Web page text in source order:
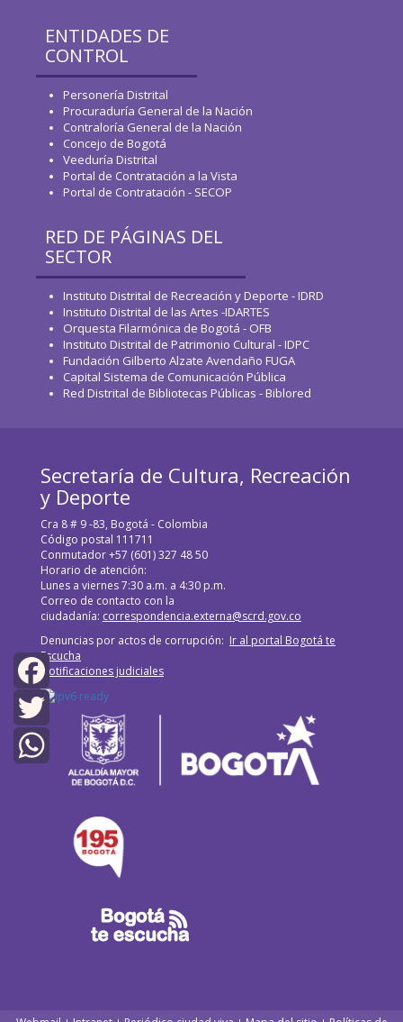
Facebook
Twitter
WhatsApp
ENTIDADES DE
CONTROL
Personería Distrital
Procuraduría General de la Nación
Contraloría General de la Nación
Concejo de Bogotá
Veeduría Distrital
Portal de Contratación a la Vista
Portal de Contratación - SECOP
RED DE PÁGINAS DEL
SECTOR
Instituto Distrital de Recreación y Deporte - IDRD
Instituto Distrital de las Artes -IDARTES
Orquesta Filarmónica de Bogotá - OFB
Instituto Distrital de Patrimonio Cultural - IDPC
Fundación Gilberto Alzate Avendaño FUGA
Capital Sistema de Comunicación Pública
Red Distrital de Bibliotecas Públicas - Biblored
Secretaría de Cultura, Recreación
y Deporte
Cra 8 # 9 -83, Bogotá - Colombia
Código postal 111711
Conmutador +57 (601) 327 48 50
Horario de atención:
Lunes a viernes 7:30 a.m. a 4:30 p.m.
Correo de contacto con la
ciudadanía: correspondencia.externa@scrd.gov.co
Denuncias por actos de corrupción: Ir al portal Bogotá te
Escucha
Notificaciones judiciales